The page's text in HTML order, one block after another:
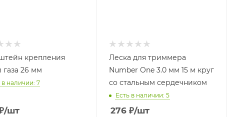
крепления
газа 26 мм
в наличии: 7
/шт
Леска для триммера
Number One 3.0 мм 15 м круг
со стальным сердечником
Есть в наличии: 5
276 ₽/шт